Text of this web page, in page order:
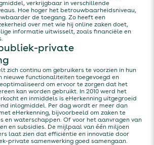
verkrijgbaar in verschillende
Hoe hoger het betrouwbaarheidsniveau,
de toegang. Zo heeft een
over met wie hij online zaken doet,
informatie uitwisselt, zoals financiële en
private
zich continu om gebruikers te voorzien in hun
nieuwe functionaliteiten toegevoegd en
om ervoor te zorgen dat het
kan worden gebruikt. In 2010 werd het
en inmiddels is eHerkenning uitgegroeid
inlogmiddel. Per dag wordt er meer dan
eHerkenning, bijvoorbeeld om zaken te
en waterschappen. Of voor het aanvragen van
en subsidies. De mijlpaal van één miljoen
laat zien dat efficiëntie en innovatie door
private samenwerking goed samengaan.